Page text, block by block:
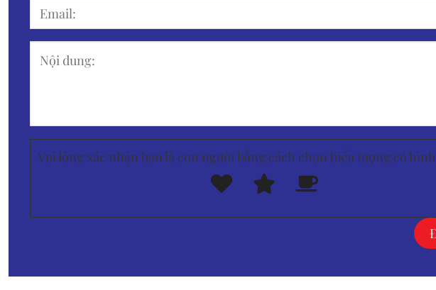
Vui lòng xác nhận bạn là con người bằng cách chọn biểu tượng có hình